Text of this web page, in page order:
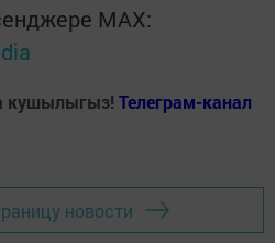
MАХ:
кушылыгыз! Телеграм-канал
новости